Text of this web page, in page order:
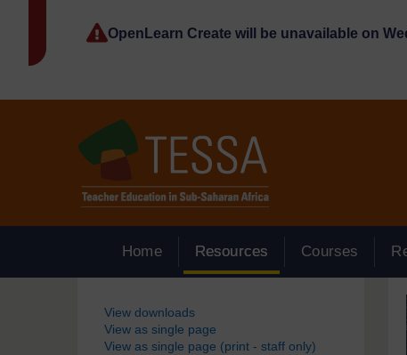
OpenLearn Create will be unavailable on
Home Resources Courses
Blocs
View downloads
View as single page
View as single page (print - staff only)